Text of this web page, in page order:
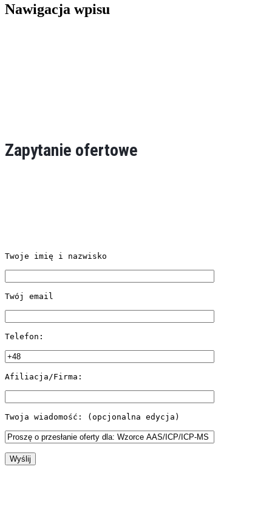
Nawigacja wpisu
Zapytanie ofertowe
Twoje imię i nazwisko
Twój email
Telefon:
Afiliacja/Firma:
Twoja wiadomość: (opcjonalna edycja)